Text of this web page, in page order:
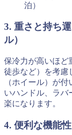
泊）
3. 重さと持ち
ル）
保冷力が高いほど
徒歩など）を考慮
（ホイール）が
いハンドル、ラバ
楽になります。
4. 便利な機能性